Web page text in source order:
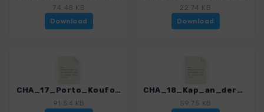
74.48 KB
Download
22.74 KB
Download
CHA_17_Porto_Koufo-Kap_Drepano_0274_1.gpx
91.54 KB
CHA_18_Kap_an_der_Suedspitze_Sithonias_0274_1.gpx
59.75 KB